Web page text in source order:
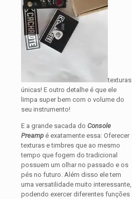
texturas
únicas! E outro detalhe é que ele
limpa super bem com o volume do
seu instrumento!
E a grande sacada do Console
Preamp é exatamente essa: Oferecer
texturas e timbres que ao mesmo
tempo que fogem do tradicional
possuem um olhar no passado e os
pés no futuro. Além disso ele tem
uma versatilidade muito interessante,
podendo exercer diferentes funções